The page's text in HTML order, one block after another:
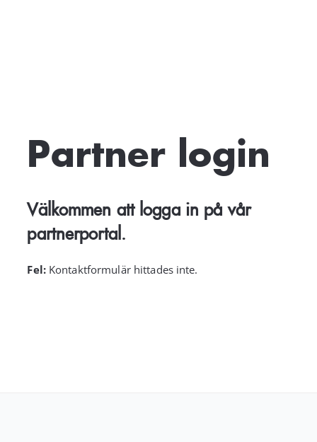
Partner login
Välkommen att logga in på vår
partnerportal.
Fel:Kontaktformulär hittades inte.